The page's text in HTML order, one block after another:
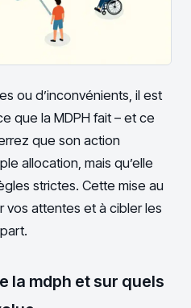
ou d’inconvénients, il est
que la MDPH fait – et ce
que son action
allocation, mais qu’elle
strictes. Cette mise au
vos attentes et à cibler les
la mdph et sur quels